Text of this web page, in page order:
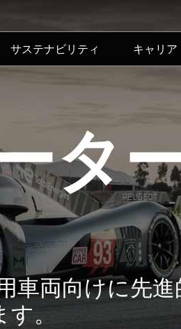
サステナビリティ キャリア
タ
車両向けに先
す。